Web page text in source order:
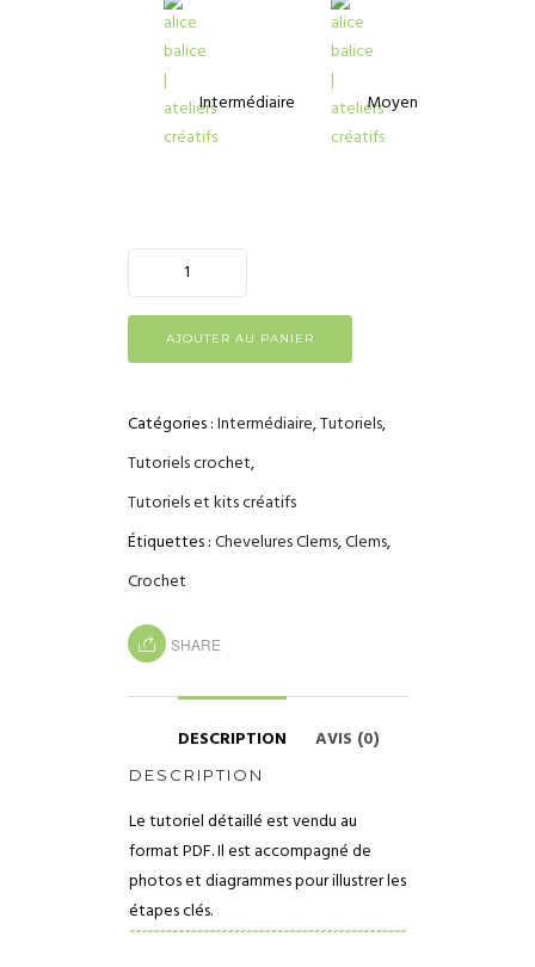
Intermédiaire Moyen
AJOUTER AU PANIER
Catégories :Intermédiaire,Tutoriels,
Tutoriels crochet,
Tutoriels et kits créatifs
Étiquettes :Chevelures Clems,Clems,
Crochet
SHARE
DESCRIPTION AVIS (0)
DESCRIPTION
Le tutoriel détaillé est vendu au
format PDF. Il est accompagné de
photos et diagrammes pour illustrer les
étapes clés.